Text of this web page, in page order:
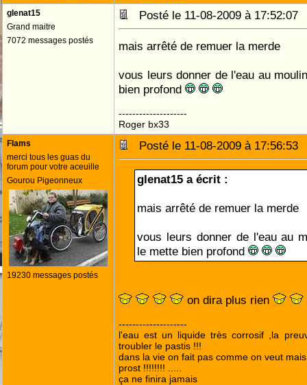
glenat15
Grand maitre
7072 messages postés
Posté le 11-08-2009 à
mais arrêté de remuer la merde
vous leurs donner de l'eau au
bien profond
--------------------
Roger bx33
Flams
merci tous les guas du
forum pour votre aceuille
Gourou Pigeonneux
19230 messages postés
Posté le 11-08-2009 à
glenat15 a écrit :
mais arrêté de remuer la merde
vous leurs donner de l'eau au
le mette bien profond
on dira plus rien
--------------------
l'eau est un liquide très corrosif ,la
troubler le pastis !!!
dans la vie on fait pas comme on veut
prost !!!!!!!! .....
ça ne finira jamais